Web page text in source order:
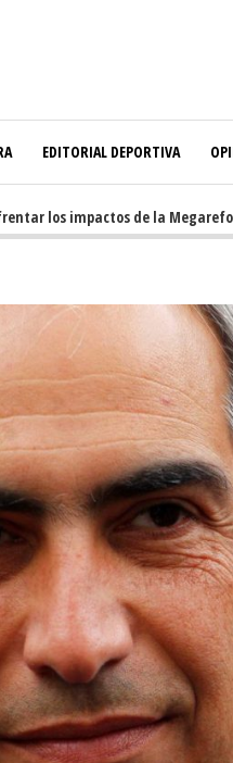
EDITORIAL DEPORTIVA
los impactos de la